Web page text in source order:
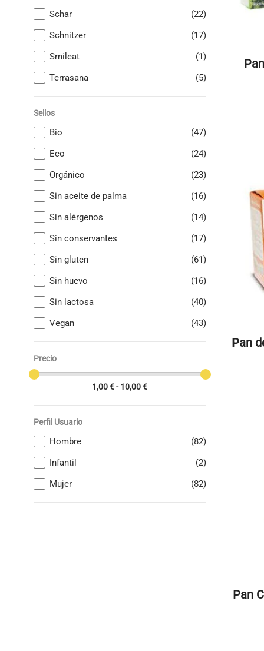
Schar
(22)
Schnitzer
(17)
Smileat
(1)
Terrasana
(5)
Sellos
Bio
(47)
Eco
(24)
Orgánico
(23)
Sin aceite de palma
(16)
Sin alérgenos
(14)
Sin conservantes
(17)
Sin gluten
(61)
Sin huevo
(16)
Sin lactosa
(40)
Vegan
(43)
Precio
1,00 € - 10,00 €
Perfil Usuario
Hombre
(82)
Infantil
(2)
Mujer
(82)
Pan
Pan